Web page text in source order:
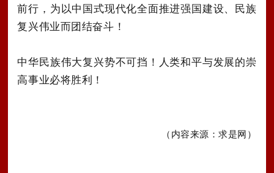
前行，为以中国式现代化全面推进强国建设、民族
复兴伟业而团结奋斗！
中华民族伟大复兴势不可挡！人类和平与发展的崇
高事业必将胜利！
（内容来源：求是网）